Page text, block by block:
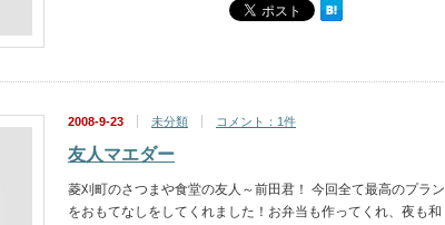
2008-9-23 未分類 コメント：1件
友人マエダー
菱刈町のさつまや食堂の友人～前田君！ 今回全て最高のプラン
をおもてなしをしてくれました！お弁当も作ってくれ、夜も和